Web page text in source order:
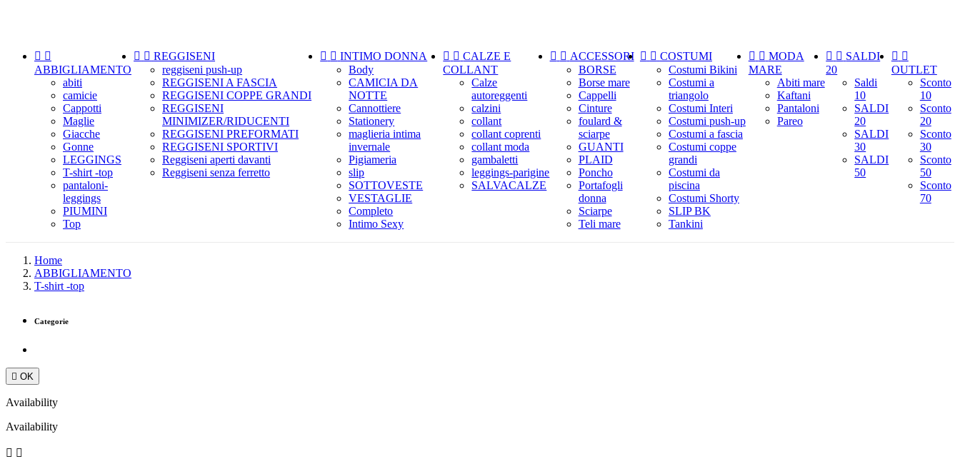
 
ABBIGLIAMENTO
abiti
camicie
Cappotti
Maglie
Giacche
Gonne
LEGGINGS
T-shirt -top
pantaloni-
leggings
PIUMINI
Top
  REGGISENI
reggiseni push-up
REGGISENI A FASCIA
REGGISENI COPPE GRANDI
REGGISENI
MINIMIZER/RIDUCENTI
REGGISENI PREFORMATI
REGGISENI SPORTIVI
Reggiseni aperti davanti
Reggiseni senza ferretto
  INTIMO DONNA
Body
CAMICIA DA
NOTTE
Cannottiere
Stationery
maglieria intima
invernale
Pigiameria
slip
SOTTOVESTE
VESTAGLIE
Completo
Intimo Sexy
  CALZE E
COLLANT
Calze
autoreggenti
calzini
collant
collant coprenti
collant moda
gambaletti
leggings-parigine
SALVACALZE
  ACCESSORI
BORSE
Borse mare
Cappelli
Cinture
foulard &
sciarpe
GUANTI
PLAID
Poncho
Portafogli
donna
Sciarpe
Teli mare
  COSTUMI
Costumi Bikini
Costumi a
triangolo
Costumi Interi
Costumi push-up
Costumi a fascia
Costumi coppe
grandi
Costumi da
piscina
Costumi Shorty
SLIP BK
Tankini
  MODA
MARE
Abiti mare
Kaftani
Pantaloni
Pareo
  SALDI
20
Saldi
10
SALDI
20
SALDI
30
SALDI
50
 
OUTLET
Sconto
10
Sconto
20
Sconto
30
Sconto
50
Sconto
70
Home
ABBIGLIAMENTO
T-shirt -top
Categorie
 OK
Availability
Availability
 